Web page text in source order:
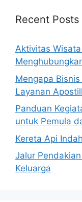
Recent Posts
Aktivitas
Mengapa
Layanan
Panduan
untuk Pemula
Kereta Api
Jalur
Keluarga